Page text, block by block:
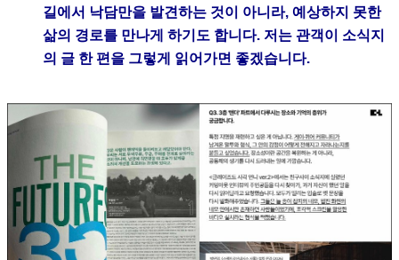
길에서 낙담만을 발견하는 것이 아니라, 예상하지 못한
삶의 경로를 만나게 하기도 합니다. 저는 관객이 소식지
의 글 한 편을 그렇게 읽어가면 좋겠습니다.